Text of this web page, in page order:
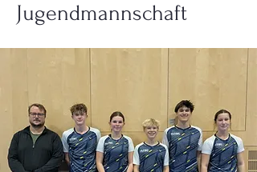
Jugendmannschaft